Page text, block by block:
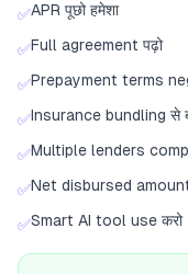
✅APR पूछो हमेशा
✅Full agreement पढ़ो
✅Prepayment terms
✅Insurance bundling से
✅Multiple lenders
✅Net disbursed
✅Smart AI tool use करो